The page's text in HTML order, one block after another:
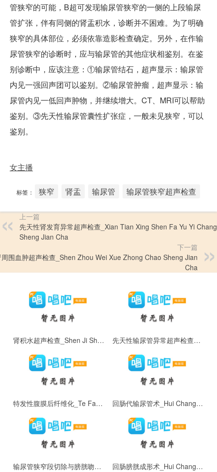
管狭窄的可能，B超可发现输尿管狭窄的一侧的上段输尿
管扩张，伴有同侧的肾盂积水，诊断并不困难。为了明确
狭窄的具体部位，必须依靠造影检查确定。另外，在作输
尿管狭窄的诊断时，应与输尿管的其他症状相鉴别。在鉴
别诊断中，应该注意：①输尿管结石，超声显示：输尿管
内见一强回声团可以鉴别。②输尿管肿瘤，超声显示：输
尿管内见一低回声肿物，并继续增大。CT、MRI可以帮助
鉴别。③先天性输尿管囊性扩张症，一般未见狭窄，可以
鉴别。
女主播
标签： 狭窄 肾盂 输尿管 输尿管狭窄超声检查
上一篇
先天性肾发育异常超声检查_Xian Tian Xing Shen Fa Yu Yi
Sheng Jian Cha
下一篇
围血肿超声检查_Shen Zhou Wei Xue Zhong Chao Sheng Jian
Cha
肾积水超声检查_Shen Ji Shui Chao Sheng Jian Cha 先天性输尿管异常超声检查_Xian Tian Xing Shu Niao Guan Yi Chang Chao Sheng Jian Cha
特发性腹膜后纤维化_Te Fa Xing Fu Mo Hou Xian Wei Hua 回肠代输尿管术_Hui Chang Dai Shu Niao Guan Shu
输尿管狭窄段切除与膀胱吻合术_Shu Niao Guan Xia Zhai Duan Qie Chu Yu Bang Guang Wen He Shu 回肠膀胱成形术_Hui Chang Bang Guang Cheng Xing Shu